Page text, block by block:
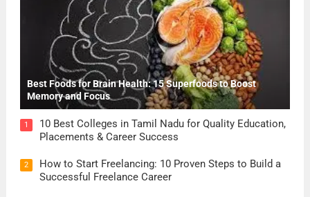
Best Foods for Brain Health: 15 Superfoods to Boost
Memory and Focus
1
10 Best Colleges in Tamil Nadu for Quality Education,
Placements & Career Success
2
How to Start Freelancing: 10 Proven Steps to Build a
Successful Freelance Career